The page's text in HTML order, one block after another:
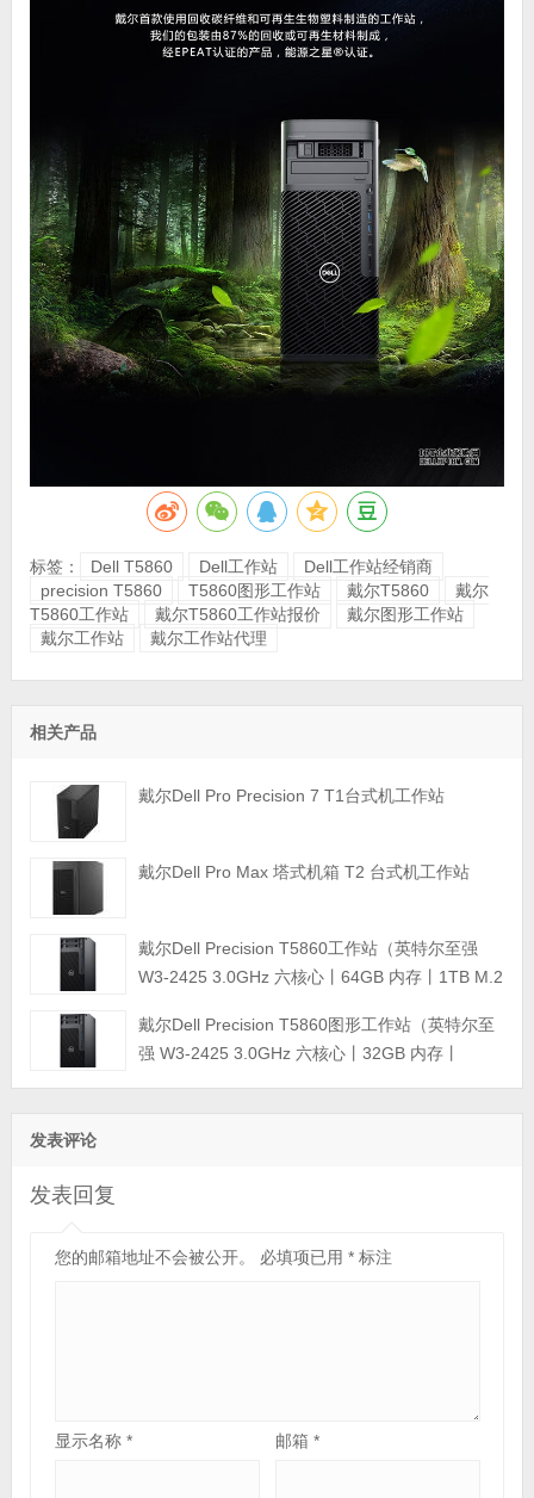
标签： Dell T5860 Dell工作站
Dell工作站经销商
precision T5860
T5860图形工作站 戴尔T5860
戴尔
T5860工作站
戴尔T5860工作站报价
戴尔图形工作站
戴尔工作站
戴尔工作站代理
相关产品
戴尔Dell Pro Precision 7 T1台式机工作站
戴尔Dell Pro Max 塔式机箱 T2 台式机工作站
戴尔Dell Precision T5860工作站（英特尔至强
W3-2425 3.0GHz 六核心丨64GB 内存丨1TB M.2
丨三年质保）
戴尔Dell Precision T5860图形工作站（英特尔至
强 W3-2425 3.0GHz 六核心丨32GB 内存丨
发表评论
发表回复
您的邮箱地址不会被公开。 必填项已用 *标注
显示名称 * 邮箱*